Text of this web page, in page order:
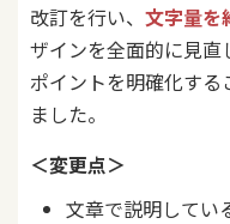
改訂を行い、 文字量を
ザインを全面的に見直
ポイントを明確化す
ました。
＜変更点＞
文章で説明してい